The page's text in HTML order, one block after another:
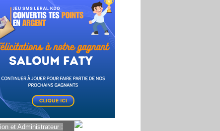
et Administrateur :